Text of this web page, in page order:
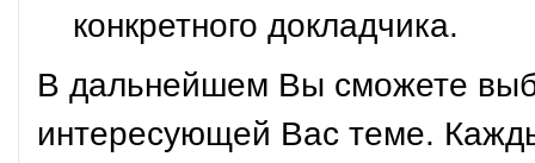
конкретного докладчика.
В дальнейшем Вы сможете
интересующей Вас теме.